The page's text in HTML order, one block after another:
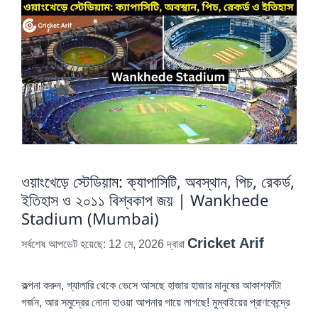
ওয়াংখেড়ে স্টেডিয়াম: ক্যাপাসিটি, অবস্থান, পিচ, রেকর্ড,
ইতিহাস ও ২০১১ বিশ্বকাপ জয় | Wankhede
Stadium (Mumbai)
সর্বশেষ আপডেট হয়েছে: 12 মে, 2026দ্বারা Cricket Arif
কল্পনা করুন, গ্যালারি থেকে ভেসে আসছে হাজার হাজার মানুষের আকাশফাঁটা
গর্জন, আর সমুদ্রের নোনা হাওয়া আপনার গায়ে লাগছে! মুম্বাইয়ের প্রাণকেন্দ্রে